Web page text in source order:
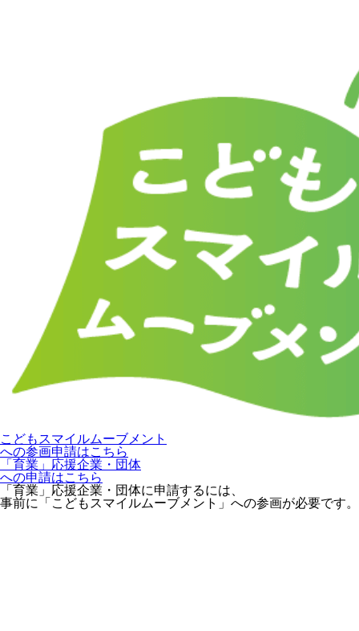
こどもスマイルムーブメント
への参画申請はこちら
「育業」応援企業・団体
への申請はこちら
「育業」応援企業・団体に申請するには、
事前に「こどもスマイルムーブメント」への参画が必要です。